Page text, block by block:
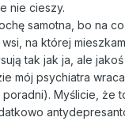
nie cieszy.
samotna, bo na
na której
tak jak ja, ale
mój psychiatra
Myślicie, że